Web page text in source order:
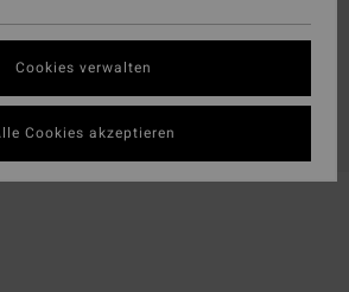
Cookies verwalten
Cookies akzeptieren